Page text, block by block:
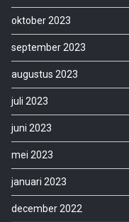
oktober 2023
september 2023
augustus 2023
juli 2023
juni 2023
mei 2023
januari 2023
december 2022